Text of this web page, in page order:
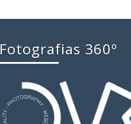
Fotografias 360º